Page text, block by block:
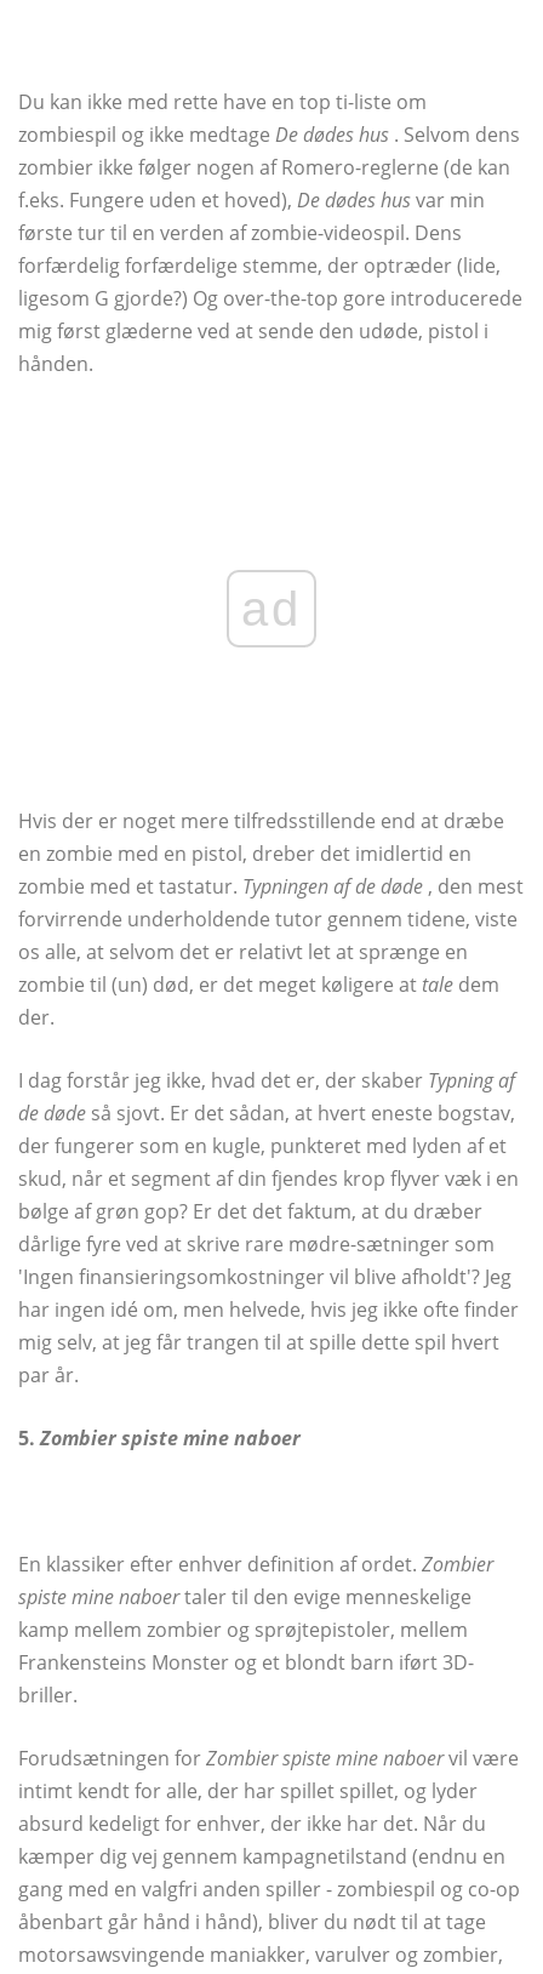
Du kan ikke med rette have en top ti-liste om
zombiespil og ikke medtage De dødes hus . Selvom dens
zombier ikke følger nogen af ​​Romero-reglerne (de kan
f.eks. Fungere uden et hoved), De dødes husvar min
første tur til en verden af ​​zombie-videospil. Dens
forfærdelig forfærdelige stemme, der optræder (lide,
ligesom G gjorde?) Og over-the-top gore introducerede
mig først glæderne ved at sende den udøde, pistol i
hånden.
ad
Hvis der er noget mere tilfredsstillende end at dræbe
en zombie med en pistol, dreber det imidlertid en
zombie med et tastatur. Typningen af ​​de døde , den mest
forvirrende underholdende tutor gennem tidene, viste
os alle, at selvom det er relativt let at sprænge en
zombie til (un) død, er det meget køligere at tale dem
der.
I dag forstår jeg ikke, hvad det er, der skaber Typning af
de døde så sjovt. Er det sådan, at hvert eneste bogstav,
der fungerer som en kugle, punkteret med lyden af ​​et
skud, når et segment af din fjendes krop flyver væk i en
bølge af grøn gop? Er det det faktum, at du dræber
dårlige fyre ved at skrive rare mødre-sætninger som
'Ingen finansieringsomkostninger vil blive afholdt'? Jeg
har ingen idé om, men helvede, hvis jeg ikke ofte finder
mig selv, at jeg får trangen til at spille dette spil hvert
par år.
5.Zombier spiste mine naboer
En klassiker efter enhver definition af ordet. Zombier
spiste mine naboertaler til den evige menneskelige
kamp mellem zombier og sprøjtepistoler, mellem
Frankensteins Monster og et blondt barn iført 3D-
briller.
Forudsætningen forZombier spiste mine naboervil være
intimt kendt for alle, der har spillet spillet, og lyder
absurd kedeligt for enhver, der ikke har det. Når du
kæmper dig vej gennem kampagnetilstand (endnu en
gang med en valgfri anden spiller - zombiespil og co-op
åbenbart går hånd i hånd), bliver du nødt til at tage
motorsawsvingende maniakker, varulver og zombier,